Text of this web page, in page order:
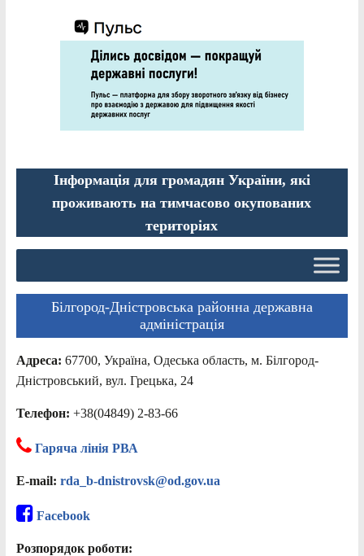
Інформація для громадян України, які
проживають на тимчасово окупованих
територіях
Білгород-Дністровська районна державна
адміністрація
Адреса: 67700, Україна, Одеська область, м. Білгород-
Дністровський, вул. Грецька, 24
Телефон: +38(04849) 2-83-66
Гаряча лінія РВА
E-mail: rda_b-dnistrovsk@od.gov.ua
Facebook
Розпорядок роботи: